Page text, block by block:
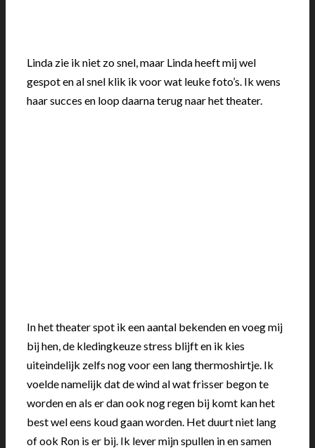
Linda zie ik niet zo snel, maar Linda heeft mij wel
gespot en al snel klik ik voor wat leuke foto’s. Ik wens
haar succes en loop daarna terug naar het theater.
In het theater spot ik een aantal bekenden en voeg mij
bij hen, de kledingkeuze stress blijft en ik kies
uiteindelijk zelfs nog voor een lang thermoshirtje. Ik
voelde namelijk dat de wind al wat frisser begon te
worden en als er dan ook nog regen bij komt kan het
best wel eens koud gaan worden. Het duurt niet lang
of ook Ron is er bij. Ik lever mijn spullen in en samen